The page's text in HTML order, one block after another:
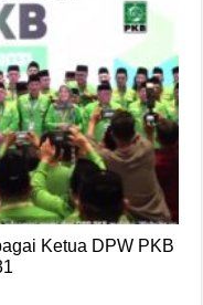
Ketua DPW PKB